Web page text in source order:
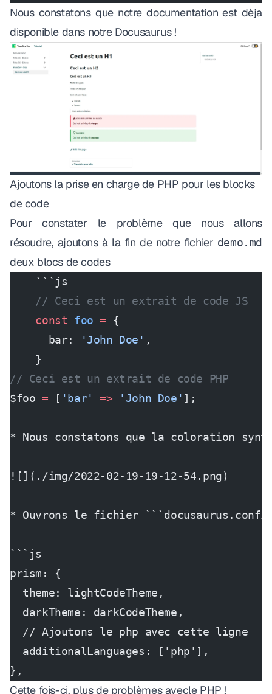
Nous constatons que notre documentation est dèja
disponible dans notre Docusaurus !
Ajoutons la prise en charge de PHP pour les blocks
de code
Pour constater le problèmeque nous allons
résoudre, ajoutons à la fin de notre fichier demo.md
deux blocs de codes
    ```js
    // Ceci est un extrait de code JS
    const
foo = {
      bar:
'John Doe' ,
    }
// Ceci est un extrait de code PHP
$foo = [ 'bar' => 'John Doe' ];
* Nous constatons que la coloration
![](./img/2022-02-19-19-12-54.png)
* Ouvrons le fichier
```js
prism: {
  theme: lightCodeTheme,
  darkTheme: darkCodeTheme,
  // Ajoutons le php avec cette ligne
  additionalLanguages: ['php'],
},
Cette fois-ci, plus de problèmes avecle PHP !